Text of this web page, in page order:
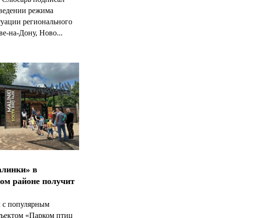
режима
регионального
на-Дону, Ново...
в
районе получит
с популярным
«Парком птиц